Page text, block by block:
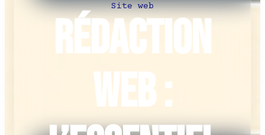
Site web
Rédaction
web :